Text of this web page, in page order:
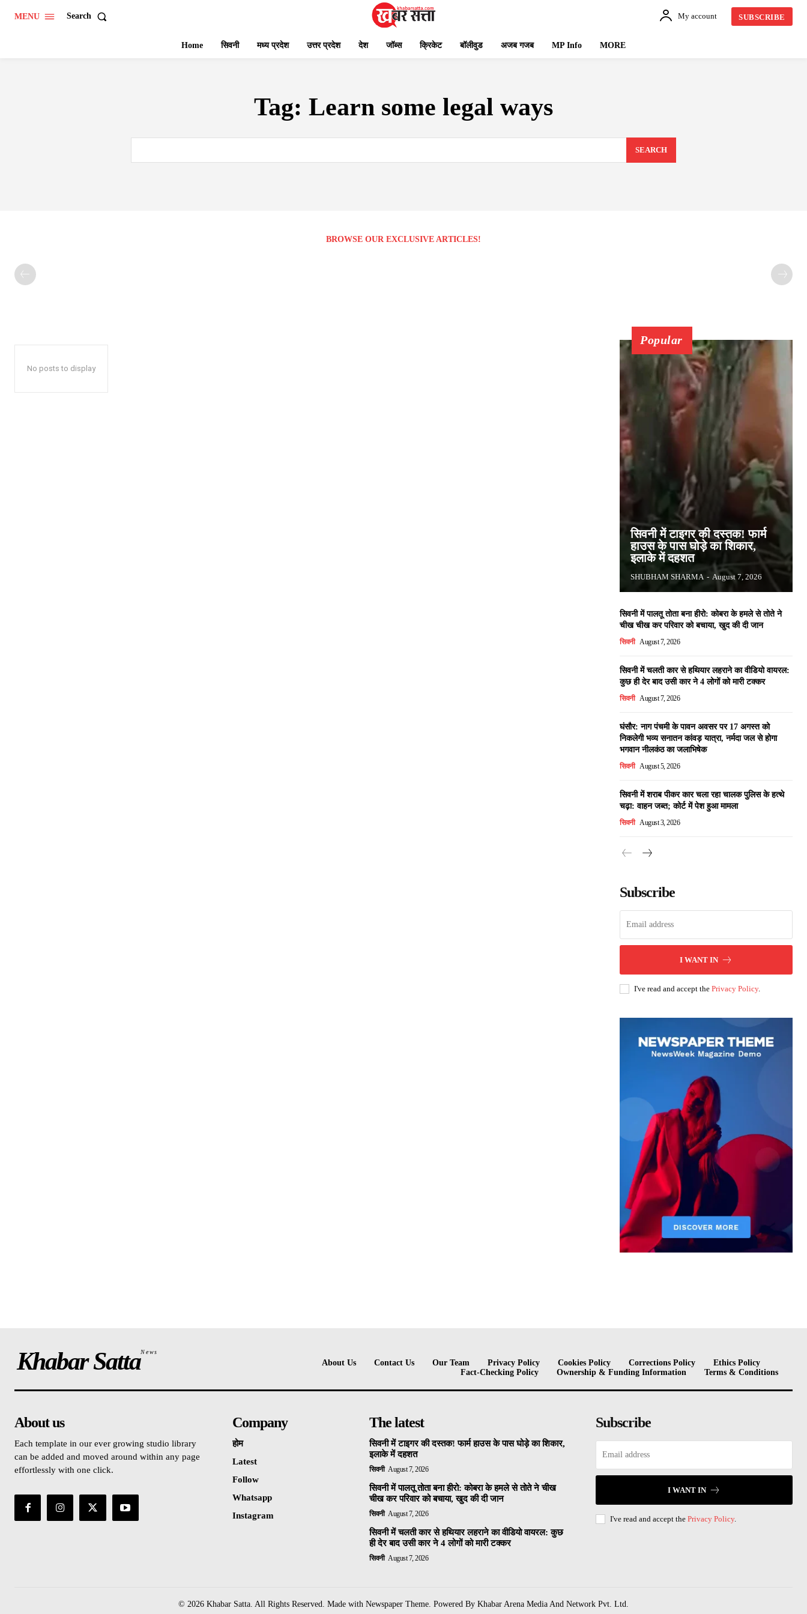
MENU Search My account SUBSCRIBE
Home सिवनी मध्य प्रदेश उत्तर प्रदेश देश जॉब्स क्रिकेट बॉलीवुड अजब गजब MP Info MORE
Tag: Learn some legal ways
SEARCH
BROWSE OUR EXCLUSIVE ARTICLES!
No posts to display
Popular
सिवनी में टाइगर की दस्तक! फार्म
हाउस के पास घोड़े का शिकार,
इलाके में दहशत
SHUBHAM SHARMA - August 7, 2026
सिवनी में पालतू तोता बना हीरो: कोबरा के हमले से तोते ने
चीख चीख कर परिवार को बचाया, खुद की दी जान
सिवनी August 7, 2026
सिवनी में चलती कार से हथियार लहराने का वीडियो वायरल:
कुछ ही देर बाद उसी कार ने 4 लोगों को मारी टक्कर
सिवनी August 7, 2026
घंसौर: नाग पंचमी के पावन अवसर पर 17 अगस्त को
निकलेगी भव्य सनातन कांवड़ यात्रा, नर्मदा जल से होगा
भगवान नीलकंठ का जलाभिषेक
सिवनी August 5, 2026
सिवनी में शराब पीकर कार चला रहा चालक पुलिस के हत्थे
चढ़ा: वाहन जब्त; कोर्ट में पेश हुआ मामला
सिवनी August 3, 2026
Subscribe
I WANT IN
I've read and accept the Privacy Policy.
Khabar SattaNews
About Us Contact Us Our Team Privacy Policy Cookies Policy Corrections Policy
Ethics Policy
Fact-Checking Policy
Ownership & Funding Information Terms & Conditions
About us
Each template in our ever growing studio library
can be added and moved around within any page
effortlessly with one click.
Company
होम
Latest
Follow
Whatsapp
Instagram
The latest
सिवनी में टाइगर की दस्तक! फार्म हाउस के पास घोड़े का शिकार,
इलाके में दहशत
सिवनी August 7, 2026
सिवनी में पालतू तोता बना हीरो: कोबरा के हमले से तोते ने चीख
चीख कर परिवार को बचाया, खुद की दी जान
सिवनी August 7, 2026
सिवनी में चलती कार से हथियार लहराने का वीडियो वायरल: कुछ
ही देर बाद उसी कार ने 4 लोगों को मारी टक्कर
सिवनी August 7, 2026
Subscribe
I WANT IN
I've read and accept the Privacy Policy.
© 2026 Khabar Satta. All Rights Reserved. Made with Newspaper Theme. Powered By Khabar Arena Media And Network Pvt. Ltd.